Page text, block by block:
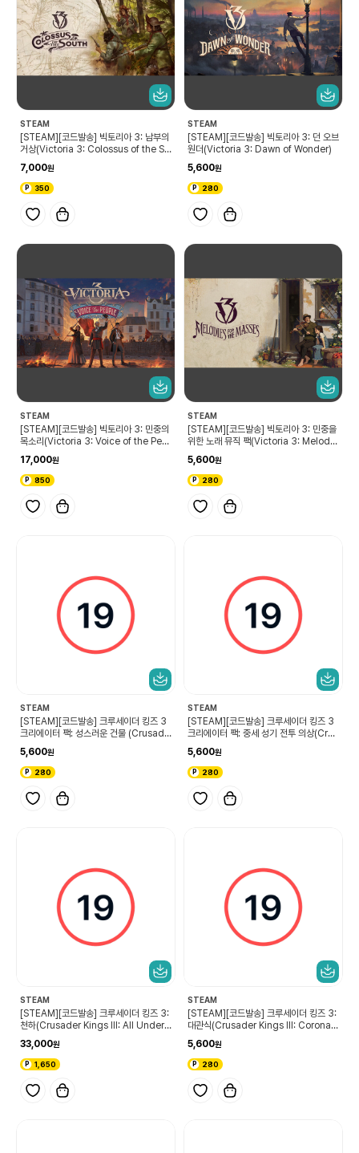
STEAM
[STEAM][코드발송] 빅토리아 3: 남부의
거상(Victoria 3: Colossus of the So
7,000
350
STEAM
[STEAM][코드발송] 빅토리아 3: 던 오브
원더(Victoria 3: Dawn of Wonder)
5,600
280
STEAM
[STEAM][코드발송] 빅토리아 3: 민중의
목소리(Victoria 3: Voice of the Peo
17,000
850
STEAM
[STEAM][코드발송] 빅토리아 3: 민중을
위한 노래 뮤직 팩(Victoria 3: Melodie
5,600
280
STEAM
[STEAM][코드발송] 크루세이더 킹즈 3
크리에이터 팩: 성스러운 건물 (Crusade
ings)
5,600
280
STEAM
[STEAM][코드발송] 크루세이더 킹즈 3
크리에이터 팩: 중세 성기 전투 의상(Crus
Medieval Warfare Attire)
5,600
280
STEAM
[STEAM][코드발송] 크루세이더 킹즈 3:
천하(Crusader Kings III: All Under
33,000
1,650
STEAM
[STEAM][코드발송] 크루세이더 킹즈 3:
대관식(Crusader Kings III: Coronati
5,600
280